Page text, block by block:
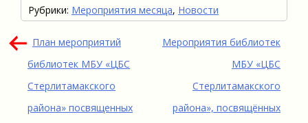
Рубрики: Мероприятия месяца, Новости
Навигация
по
записям
План мероприятий
библиотек МБУ «ЦБС
Стерлитамакского
района» посвященных
Мероприятия библиотек
МБУ «ЦБС
Стерлитамакского
района», посвящённых